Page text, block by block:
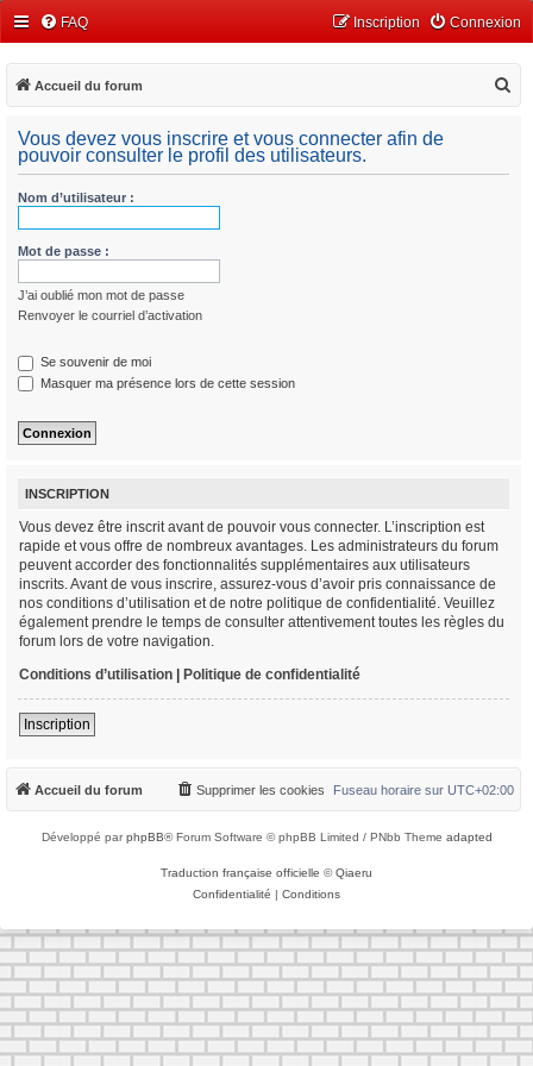
FAQ Connexion
Inscription
Accueil du forum
Vous devez vous inscrire et vous connecter afin de
pouvoir consulter le profil des utilisateurs.
Nom d’utilisateur :
Mot de passe :
J’ai oublié mon mot de passe
Renvoyer le courriel d’activation
Se souvenir de moi
Masquer ma présence lors de cette session
INSCRIPTION
Vous devez être inscrit avant de pouvoir vous connecter. L’inscription est
rapide et vous offre de nombreux avantages. Les administrateurs du forum
peuvent accorder des fonctionnalités supplémentaires aux utilisateurs
inscrits. Avant de vous inscrire, assurez-vous d’avoir pris connaissance de
nos conditions d’utilisation et de notre politique de confidentialité. Veuillez
également prendre le temps de consulter attentivement toutes les règles du
forum lors de votre navigation.
Conditions d’utilisation | Politique de confidentialité
Inscription
Accueil du forum Fuseau horaire sur UTC+02:00
Supprimer les cookies
Développé parphpBB® Forum Software © phpBB Limited / PNbb Theme adapted
Traduction française officielle ©Qiaeru
Confidentialité | Conditions